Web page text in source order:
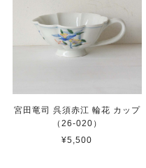
宮田竜司 呉須赤江 輪花 カップ
（26-020）
¥5,500